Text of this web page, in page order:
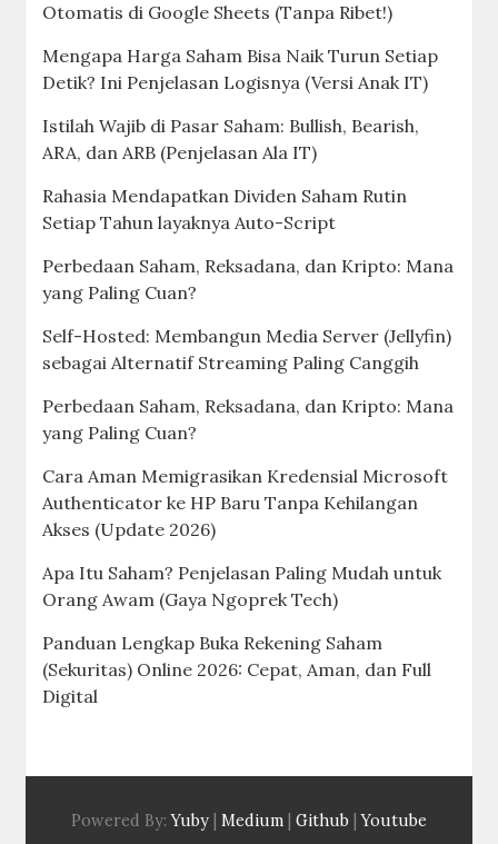
Otomatis di Google Sheets (Tanpa Ribet!)
Mengapa Harga Saham Bisa Naik Turun Setiap
Detik? Ini Penjelasan Logisnya (Versi Anak IT)
Istilah Wajib di Pasar Saham: Bullish, Bearish,
ARA, dan ARB (Penjelasan Ala IT)
Rahasia Mendapatkan Dividen Saham Rutin
Setiap Tahun layaknya Auto-Script
Perbedaan Saham, Reksadana, dan Kripto: Mana
yang Paling Cuan?
Self-Hosted: Membangun Media Server (Jellyfin)
sebagai Alternatif Streaming Paling Canggih
Perbedaan Saham, Reksadana, dan Kripto: Mana
yang Paling Cuan?
Cara Aman Memigrasikan Kredensial Microsoft
Authenticator ke HP Baru Tanpa Kehilangan
Akses (Update 2026)
Apa Itu Saham? Penjelasan Paling Mudah untuk
Orang Awam (Gaya Ngoprek Tech)
Panduan Lengkap Buka Rekening Saham
(Sekuritas) Online 2026: Cepat, Aman, dan Full
Digital
Powered By:Yuby Medium Github |Youtube